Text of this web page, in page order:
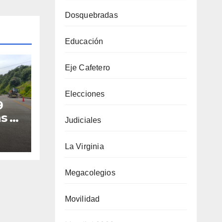
y
Dosquebradas
Educación
Eje Cafetero
Elecciones
Judiciales
La Virginia
Megacolegios
Movilidad